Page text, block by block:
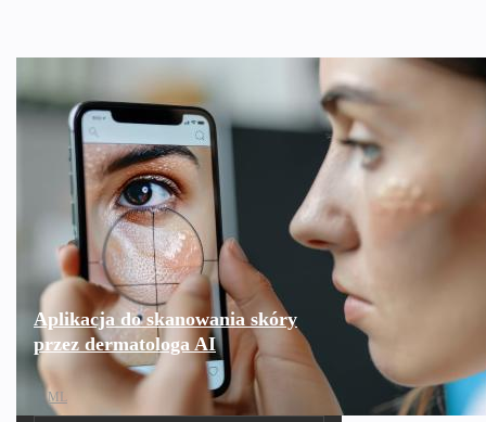
Aplikacja do skanowania skóry
przez dermatologa AI
ML